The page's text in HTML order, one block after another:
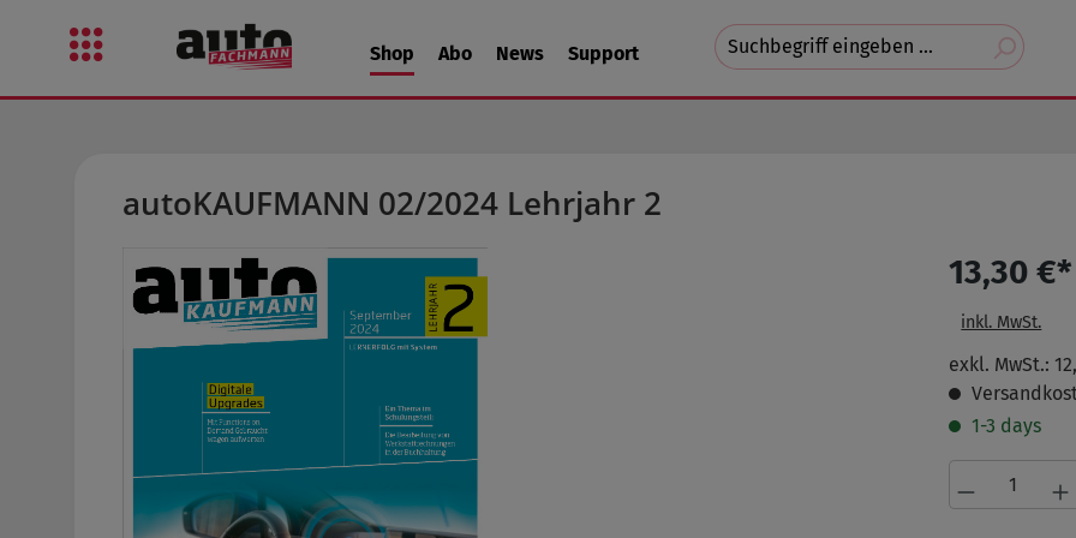
Hauptinhalt springen
Zur Suche springen
Zur Hauptnavigation springen
Shop
Abo News Support
Suchvorschläge
erscheinen
während
autoKAUFMANN 02/2024 Lehrjahr 2
Bildergalerie überspringen 13,30 €*
inkl. MwSt.
exkl. MwSt.:
1-3 days
Produkt